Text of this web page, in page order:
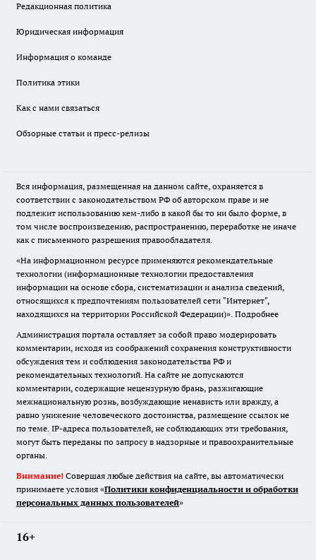
Редакционная политика
Юридическая информация
Информация о команде
Политика этики
Как с нами связаться
Обзорные статьи и пресс-релизы
Вся информация, размещенная на данном сайте, охраняется в
соответствии с законодательством РФ об авторском праве и не
подлежит использованию кем-либо в какой бы то ни было форме, в
том числе воспроизведению, распространению, переработке не иначе
как с письменного разрешения правообладателя.
«На информационном ресурсе применяются рекомендательные
технологии (информационные технологии предоставления
информации на основе сбора, систематизации и анализа сведений,
относящихся к предпочтениям пользователей сети "Интернет",
находящихся на территории Российской Федерации)». Подробнее
Администрация портала оставляет за собой право модерировать
комментарии, исходя из соображений сохранения конструктивности
обсуждения тем и соблюдения законодательства РФ и
рекомендательных технологий. На сайте не допускаются
комментарии, содержащие нецензурную брань, разжигающие
межнациональную рознь, возбуждающие ненависть или вражду, а
равно унижение человеческого достоинства, размещение ссылок не
по теме. IP-адреса пользователей, не соблюдающих эти требования,
могут быть переданы по запросу в надзорные и правоохранительные
органы.
Внимание! Совершая любые действия на сайте, вы автоматически
принимаете условия «Политики конфиденциальности и обработки
персональных данных пользователей»
16+